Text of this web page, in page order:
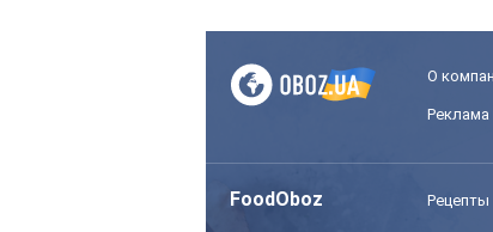
О
Реклама
FoodOboz Рецепты